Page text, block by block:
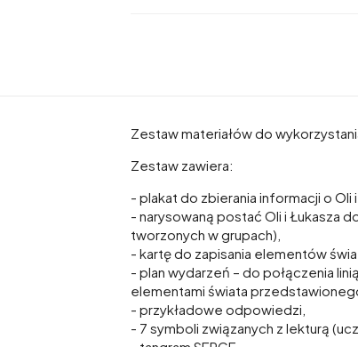
Zestaw materiałów do
Zestaw zawiera:
- plakat do zbierania informacji o Oli
- narysowaną postać Oli i Łukasza
tworzonych w grupach),
- kartę do zapisania elementów
- plan wydarzeń – do połączenia
elementami świata
- przykładowe odpowiedzi,
- 7 symboli związanych z lekturą